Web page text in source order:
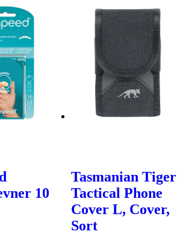
10
Tasmanian Tiger
Tactical Phone
Cover L, Cover,
Sort